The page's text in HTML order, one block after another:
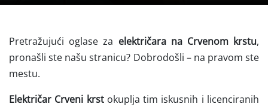
Pretražujući oglase za električara na Crvenom krstu,
pronašli ste našu stranicu? Dobrodošli – na pravom ste
mestu.
Električar Crveni krstokuplja tim iskusnih i licenciranih